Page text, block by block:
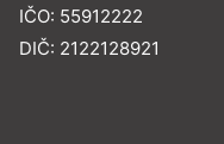
IČO: 55912222
DIČ: 2122128921